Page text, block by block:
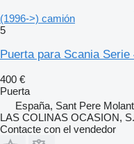
(1996->) camión
5
Puerta para Scania
400 €
Puerta
España, Sant Pere
LAS COLINAS OCASION,
Contacte con el vendedor